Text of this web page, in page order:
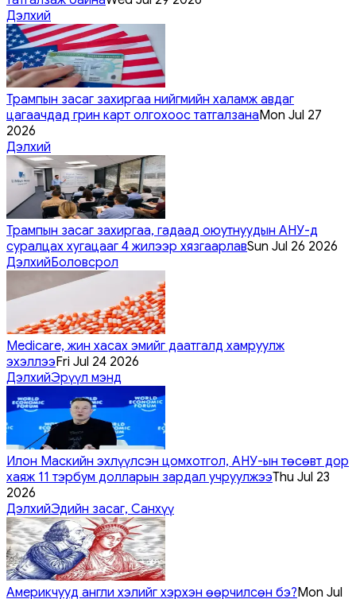
Дэлхий
Трампын засаг захиргаа нийгмийн халамж авдаг
цагаачдад грин карт олгохоос татгалзанаMon Jul 27
2026
Дэлхий
Трампын засаг захиргаа, гадаад оюутнуудын АНУ-д
суралцах хугацааг 4 жилээр хязгаарлавSun Jul 26 2026
ДэлхийБоловсрол
Medicare, жин хасах эмийг даатгалд хамруулж
эхэллээFri Jul 24 2026
ДэлхийЭрүүл мэнд
Илон Маскийн эхлүүлсэн цомхотгол, АНУ-ын төсөвт дор
хаяж 11 тэрбум долларын зардал учруулжээThu Jul 23
2026
ДэлхийЭдийн засаг, Санхүү
Америкчууд англи хэлийг хэрхэн өөрчилсөн бэ?Mon Jul